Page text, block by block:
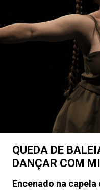
QUEDA DE
DANÇAR COM
Encenado na